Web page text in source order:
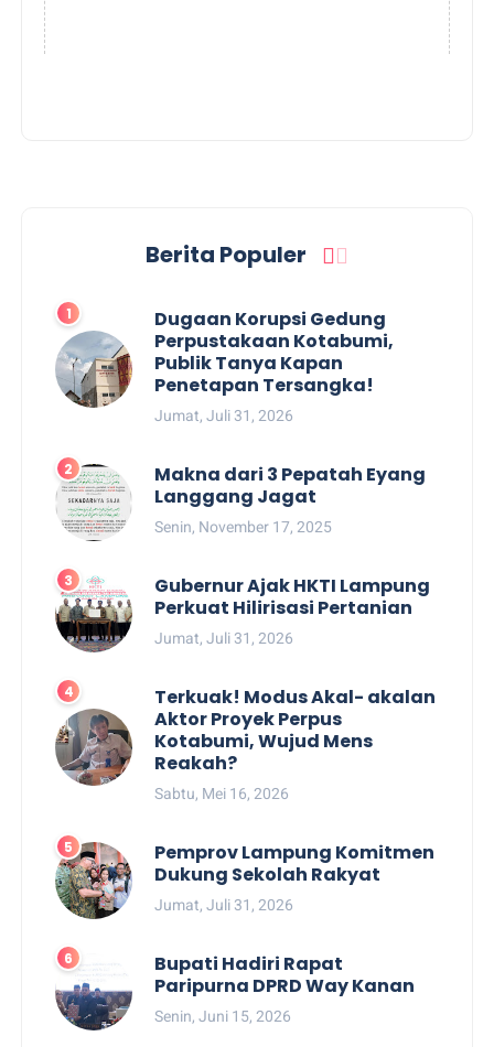
Berita Populer
Dugaan Korupsi Gedung
Perpustakaan Kotabumi,
Publik Tanya Kapan
Penetapan Tersangka!
Jumat, Juli 31, 2026
Makna dari 3 Pepatah Eyang
Langgang Jagat
Senin, November 17, 2025
Gubernur Ajak HKTI Lampung
Perkuat Hilirisasi Pertanian
Jumat, Juli 31, 2026
Terkuak! Modus Akal- akalan
Aktor Proyek Perpus
Kotabumi, Wujud Mens
Reakah?
Sabtu, Mei 16, 2026
Pemprov Lampung Komitmen
Dukung Sekolah Rakyat
Jumat, Juli 31, 2026
Bupati Hadiri Rapat
Paripurna DPRD Way Kanan
Senin, Juni 15, 2026